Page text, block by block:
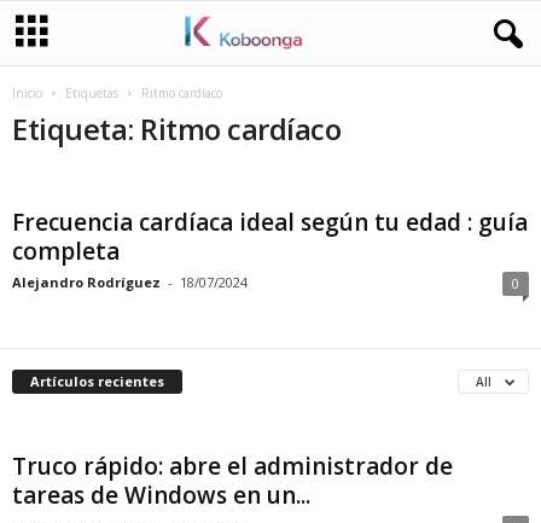
Inicio Etiquetas Ritmo cardíaco
Etiqueta: Ritmo cardíaco
Frecuencia cardíaca ideal según tu edad : guía
completa
Alejandro Rodríguez - 18/07/2024 0
Artículos recientes All
Truco rápido: abre el administrador de
tareas de Windows en un...